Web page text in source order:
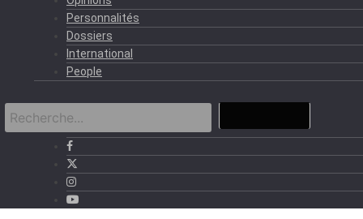
Personnalités
Dossiers
International
People